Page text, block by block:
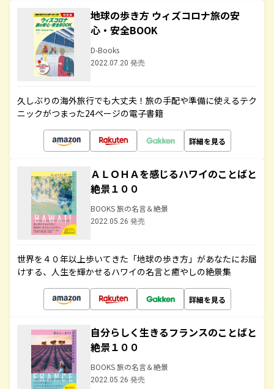
地球の歩き方 ウィズコロナ旅の安
心・安全BOOK
D-Books
2022.07.20 発売
久しぶりの海外旅行でも大丈夫！旅の手配や準備に使えるテク
ニックがつまった24ページの電子書籍
詳細を見る
ＡＬＯＨＡを感じるハワイのことばと
絶景１００
BOOKS 旅の名言＆絶景
2022.05.26 発売
世界を４０年以上歩いてきた「地球の歩き方」があなたにお届
けする、人生を輝かせるハワイの名言と癒やしの絶景集
詳細を見る
自分らしく生きるフランスのことばと
絶景１００
BOOKS 旅の名言＆絶景
2022.05.26 発売